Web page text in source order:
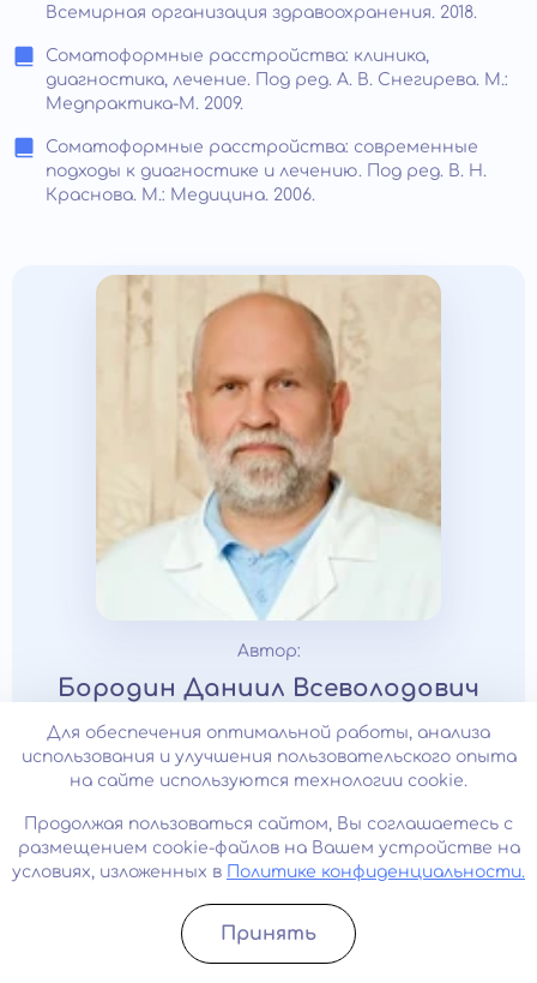
Всемирная организация здравоохранения. 2018.
Соматоформные расстройства: клиника,
диагностика, лечение. Под ред. А. В. Снегирева. М.:
Медпрактика-М. 2009.
Соматоформные расстройства: современные
подходы к диагностике и лечению. Под ред. В. Н.
Краснова. М.: Медицина. 2006.
Автор:
Бородин Даниил Всеволодович
Клинический психолог
Отзывы
Все отзывы
Записатьcя
Для обеспечения оптимальной работы, анализа
использования и улучшения пользовательского опыта
на сайте используются технологии cookie.
Продолжая пользоваться сайтом, Вы соглашаетесь с
размещением cookie-файлов на Вашем устройстве на
условиях, изложенных в
Политике конфиденциальности.
Принять